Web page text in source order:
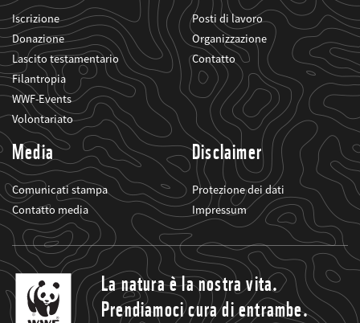
Iscrizione
Donazione
Lascito testamentario
Filantropia
WWF-Events
Volontariato
Posti di lavoro
Organizzazione
Contatto
Media
Comunicati stampa
Contatto media
Disclaimer
Protezione dei dati
Impressum
La natura è la nostra vita.
Prendiamoci cura di entrambe.